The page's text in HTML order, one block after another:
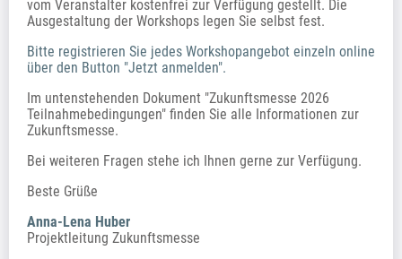
vom Veranstalter kostenfrei zur Verfügung gestellt. Die
Ausgestaltung der Workshops legen Sie selbst fest.
Bitte registrieren Sie jedes Workshopangebot einzeln online
über den Button "Jetzt anmelden".
Im untenstehenden Dokument "Zukunftsmesse 2026
Teilnahmebedingungen" finden Sie alle Informationen zur
Zukunftsmesse.
Bei weiteren Fragen stehe ich Ihnen gerne zur Verfügung.
Beste Grüße
Anna-Lena Huber
Projektleitung Zukunftsmesse